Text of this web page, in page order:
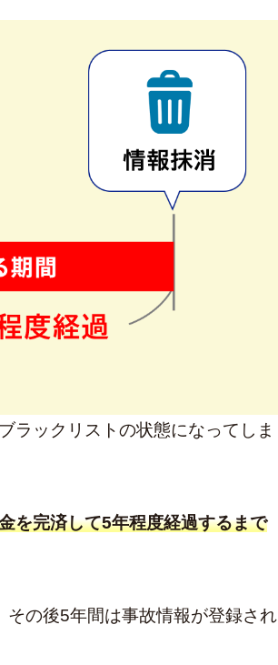
ラックリストの状態になってしま
を完済して5年程度経過するまで
の後5年間は事故情報が登録され